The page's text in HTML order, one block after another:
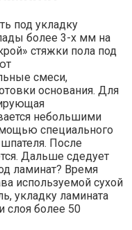
под укладку
более 3-х мм на
стяжки пола под
смеси,
основания. Для
небольшими
специального
После
Дальше сдедует
ламинат? Время
используемой сухой
укладку ламината
слоя более 50